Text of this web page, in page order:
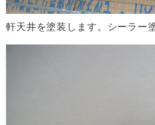
軒天井を塗装します。シーラー